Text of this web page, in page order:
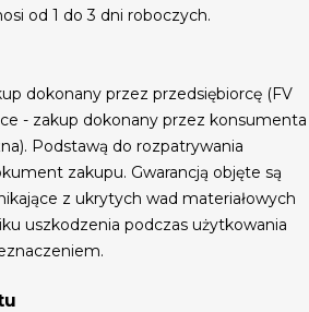
od 1 do 3 dni roboczych.
dokonany przez przedsiębiorcę (FV
- zakup dokonany przez konsumenta
Podstawą do rozpatrywania
zakupu. Gwarancją objęte są
z ukrytych wad materiałowych
uszkodzenia podczas użytkowania